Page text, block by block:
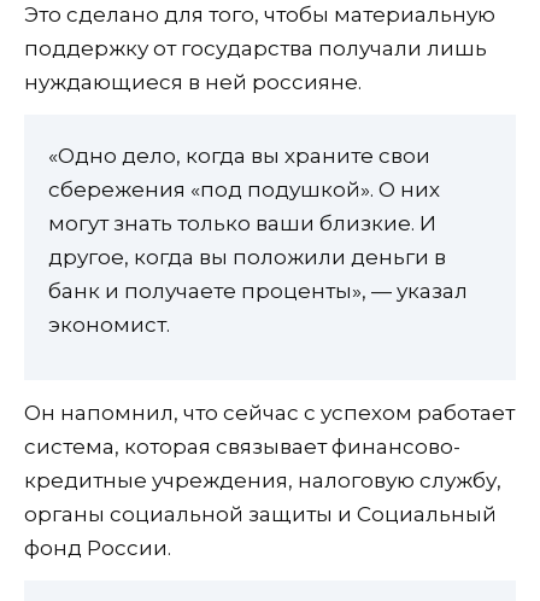
Это сделано для того, чтобы материальную
поддержку от государства получали лишь
нуждающиеся в ней россияне.
«Одно дело, когда вы храните свои
сбережения «под подушкой». О них
могут знать только ваши близкие. И
другое, когда вы положили деньги в
банк и получаете проценты», — указал
экономист.
Он напомнил, что сейчас с успехом работает
система, которая связывает финансово-
кредитные учреждения, налоговую службу,
органы социальной защиты и Социальный
фонд России.